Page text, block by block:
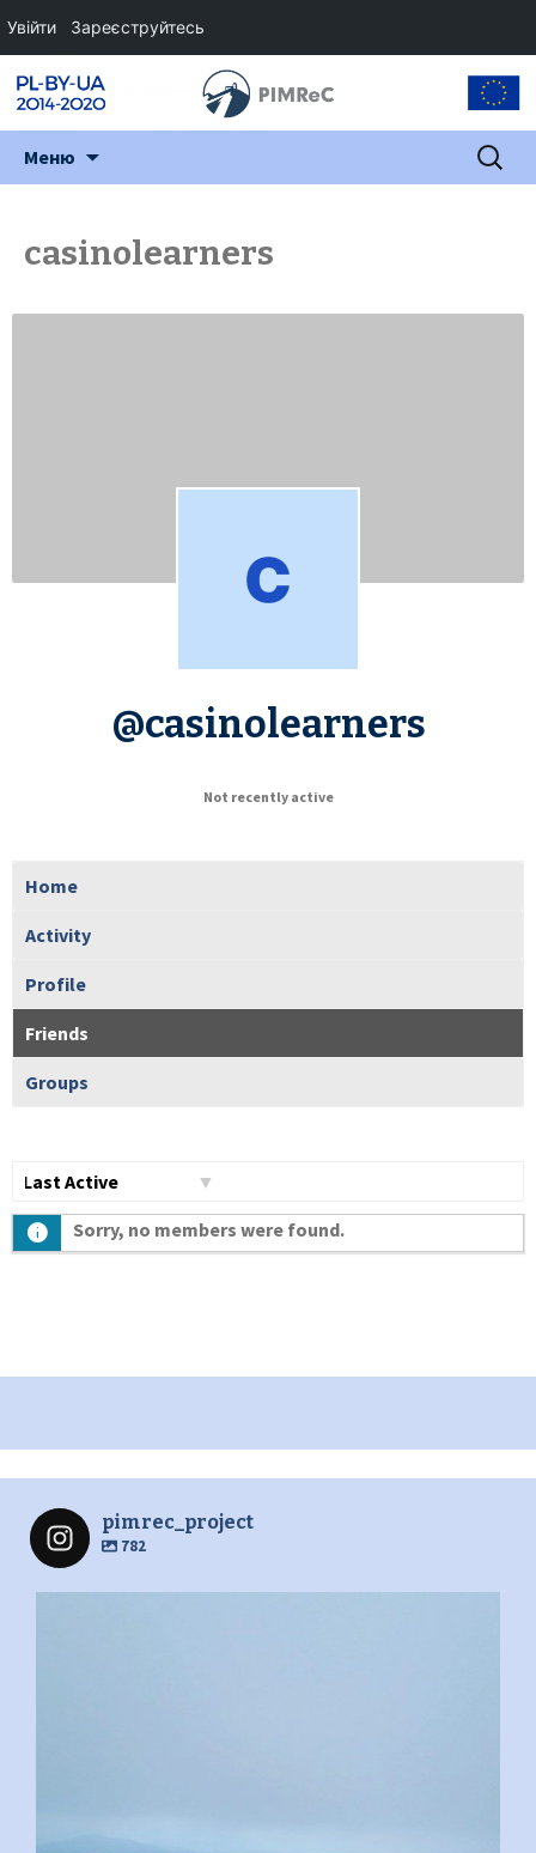
Меню Пошук:
casinolearners
@casinolearners
Not recently active
Home
Activity
Profile
Friends
Groups
Sorry, no members were found.
pimrec_project
782
Увійти Зареєструйтесь